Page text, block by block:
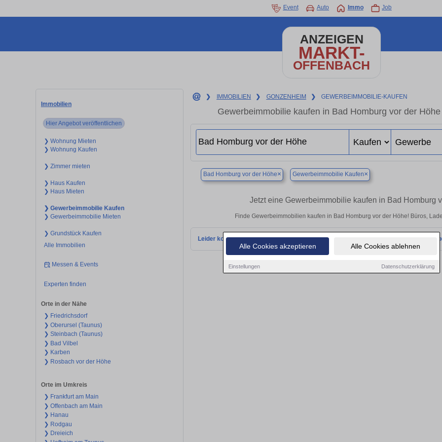
Alle Cookies akzeptieren Alle Cookies ablehnen
Einstellungen Datenschutzerklärung
Event Auto Immo Job
ANZEIGEN
MARKT-
OFFENBACH
Immobilien
Hier Angebot veröffentlichen
❯ Wohnung Mieten
❯ Wohnung Kaufen
❯ Zimmer mieten
❯ Haus Kaufen
❯ Haus Mieten
❯ Gewerbeimmobilie Kaufen
❯ Gewerbeimmobilie Mieten
❯ Grundstück Kaufen
Alle Immobilien
Messen & Events
Experten finden
Orte in der Nähe
❯ Friedrichsdorf
❯ Oberursel (Taunus)
❯ Steinbach (Taunus)
❯ Bad Vilbel
❯ Karben
❯ Rosbach vor der Höhe
Orte im Umkreis
❯ Frankfurt am Main
❯ Offenbach am Main
❯ Hanau
❯ Rodgau
❯ Dreieich
❯ IMMOBILIEN ❯ GONZENHEIM ❯ GEWERBEIMMOBILIE-KAUFEN
Gewerbeimmobilie kaufen in Bad Homburg vor der
Bad Homburg vor der Höhe× Gewerbeimmobilie Kaufen×
Jetzt eine Gewerbeimmobilie kaufen in Bad Homburg
Finde Gewerbeimmobilien kaufen in Bad Homburg vor der Höhe! Büros,
Leider konnten wir derzeit keine passenden Objekte finden. Schauen Sie bald wieder